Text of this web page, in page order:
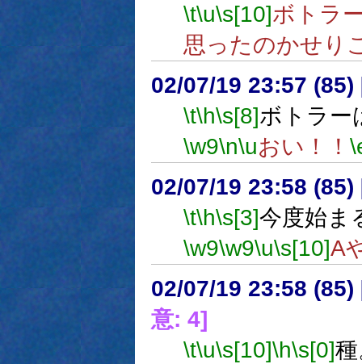
\t\u\s[10]ボトラ
思ったのかせり
02/07/19 23:57 (85)
\t\h\s[8]ボトラー
\w9\n\uおい！！
02/07/19 23:58 (85)
\t\h\s[3]今度始ま
\w9\w9\u\s[10]A
02/07/19 23:58 (85)
意: 4]
\t\u\s[10]\h\s[0]